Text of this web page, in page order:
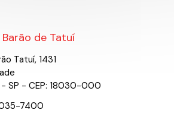
de Tatuí
Tatuí, 1431
SP - CEP: 18030-000
7400